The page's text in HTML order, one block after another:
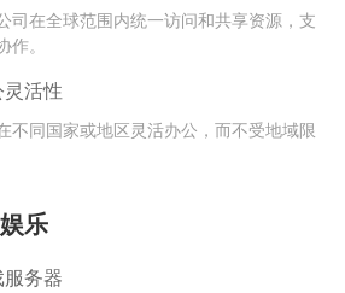
司在全球范围内统一访问和共享资源，支
。
活性
不同国家或地区灵活办公，而不受地域限
乐
务器